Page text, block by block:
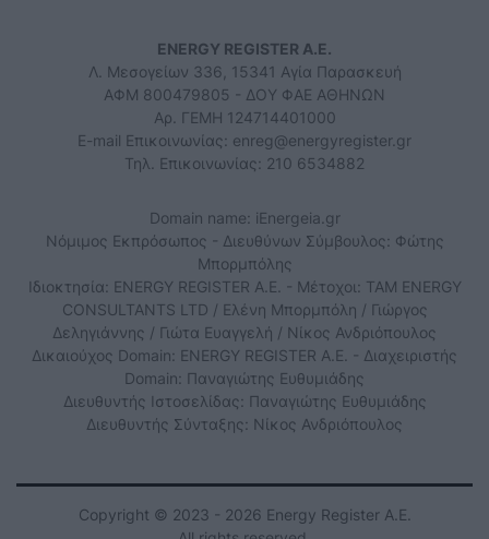
ENERGY REGISTER Α.Ε.
Λ. Μεσογείων 336, 15341 Αγία Παρασκευή
ΑΦΜ 800479805 - ΔΟΥ ΦΑΕ ΑΘΗΝΩΝ
Αρ. ΓΕΜΗ 124714401000
E-mail Επικοινωνίας: enreg@energyregister.gr
Τηλ. Επικοινωνίας: 210 6534882
Domain name: iEnergeia.gr
Νόμιμος Εκπρόσωπος - Διευθύνων Σύμβουλος: Φώτης
Μπορμπόλης
Ιδιοκτησία: ENERGY REGISTER Α.Ε. - Μέτοχοι: TAM ENERGY
CONSULTANTS LTD / Ελένη Μπορμπόλη / Γιώργος
Δεληγιάννης / Γιώτα Ευαγγελή / Νίκος Ανδριόπουλος
Δικαιούχος Domain: ENERGY REGISTER Α.Ε. - Διαχειριστής
Domain: Παναγιώτης Ευθυμιάδης
Διευθυντής Ιστοσελίδας: Παναγιώτης Ευθυμιάδης
Διευθυντής Σύνταξης: Νίκος Ανδριόπουλος
Copyright © 2023 - 2026 Energy Register Α.Ε.